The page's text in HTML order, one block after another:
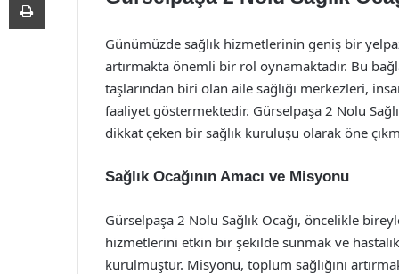
Günümüzde sağlık hizmetlerinin geniş bir
artırmakta önemli bir rol oynamaktadır. Bu
taşlarından biri olan aile sağlığı merkezleri,
faaliyet göstermektedir. Gürselpaşa 2 Nolu
dikkat çeken bir sağlık kuruluşu olarak öne
Sağlık Ocağının Amacı ve Misyonu
Gürselpaşa 2 Nolu Sağlık Ocağı, öncelikle
hizmetlerini etkin bir şekilde sunmak ve
kurulmuştur. Misyonu, toplum sağlığını